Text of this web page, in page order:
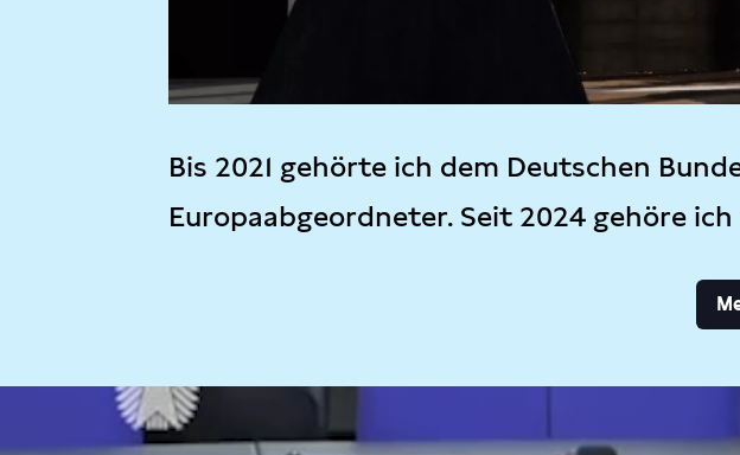
Bis 2021 gehörte ich dem Deutschen
Europaabgeordneter. Seit 2024 gehöre